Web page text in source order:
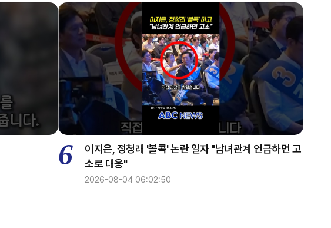
2050~2100
투데이 업&다운 mini
2100~2200
글로벌 ABC
2200~2300
쎈터뷰
6
이지은, 정청래 '볼콕' 논란 일자 "남녀관계 언급하면 고
소로 대응"
2026-08-04 06:02:50